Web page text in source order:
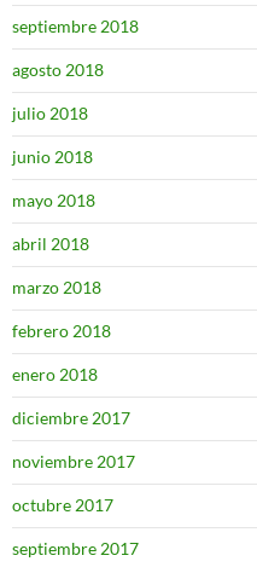
septiembre 2018
agosto 2018
julio 2018
junio 2018
mayo 2018
abril 2018
marzo 2018
febrero 2018
enero 2018
diciembre 2017
noviembre 2017
octubre 2017
septiembre 2017